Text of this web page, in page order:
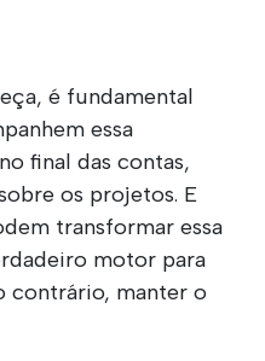
é fundamental
essa
final das contas,
os projetos. E
transformar essa
motor para
contrário, manter o